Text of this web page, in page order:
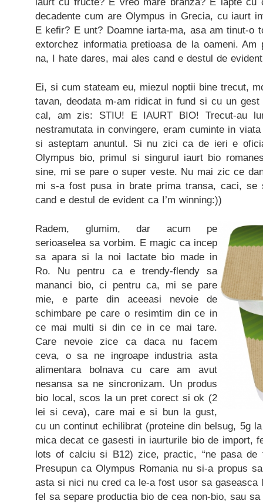
decadente cum are Olympus in Grecia, cu iaurt
E kefir? E unt? Doamne iarta-ma, asa am tinut-o
extorchez informatia pretioasa de la oameni.
na, I hate dares, mai ales cand e destul de
Ei, si cum stateam eu, miezul noptii bine trecut,
tavan, deodata m-am ridicat in fund si cu un
cal, am zis: STIU! E IAURT BIO! Trecut-au
nestramutata in convingere, eram cuminte in
si asteptam anuntul. Si nu zici ca de ieri e
Olympus bio, primul si singurul iaurt bio
sine, mi se pare o super veste. Nu mai zic ce
mi s-a fost pusa in brate prima transa, caci,
cand e destul de evident ca I’m winning:))
Radem, glumim, dar acum pe
serioaselea sa vorbim. E magic ca incep
sa apara si la noi lactate bio made in
Ro. Nu pentru ca e trendy-flendy sa
mananci bio, ci pentru ca, mi se pare
mie, e parte din aceeasi nevoie de
schimbare pe care o resimtim din ce in
ce mai multi si din ce in ce mai tare.
Care nevoie zice ca daca nu facem
ceva, o sa ne ingroape industria asta
alimentara bolnava cu care am avut
nesansa sa ne sincronizam. Un produs
bio local, scos la un pret corect si ok (2
lei si ceva), care mai e si bun la gust,
cu un continut echilibrat (proteine din belsug, 5g
mica decat ce gasesti in iaurturile bio de import,
lots of calciu si B12) zice, practic, “ne pasa de
Presupun ca Olympus Romania nu si-a propus
asta si nici nu cred ca le-a fost usor sa gaseasca
fel sa separe productia bio de cea non-bio, sau